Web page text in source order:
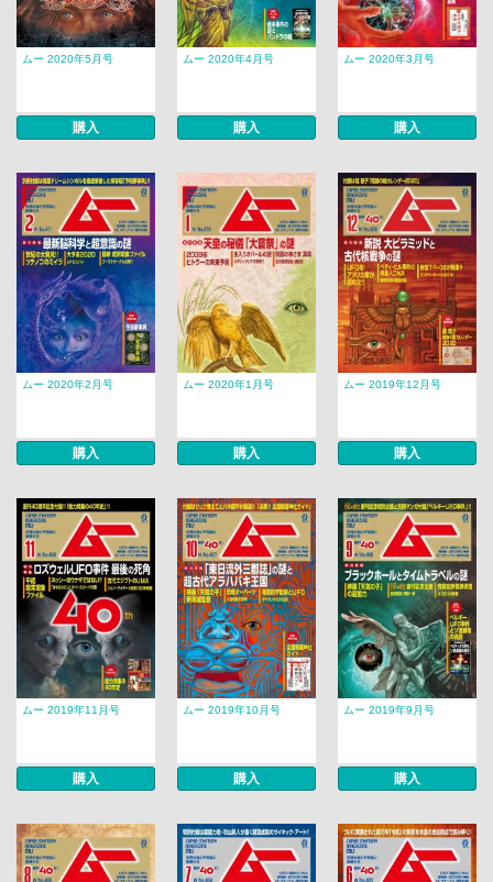
ムー 2020年5月号
購入
ムー 2020年4月号
購入
ムー 2020年3月号
購入
ムー 2020年2月号
購入
ムー 2020年1月号
購入
ムー 2019年12月号
購入
ムー 2019年11月号
購入
ムー 2019年10月号
購入
ムー 2019年9月号
購入